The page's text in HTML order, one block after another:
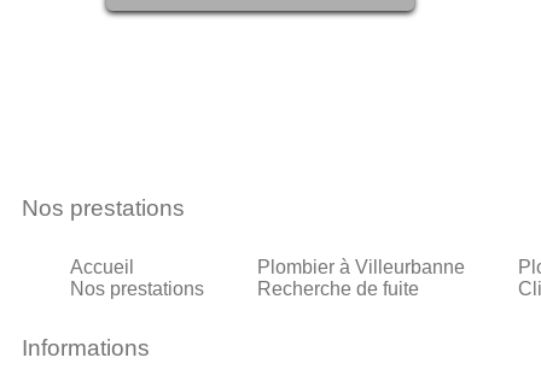
Nos prestations
Accueil
Nos prestations
Plombier à Villeurbanne
Recherche de fuite
Informations